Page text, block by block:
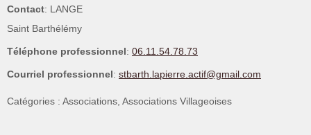
Contact: LANGE
Saint Barthélémy
Téléphone professionnel: 06.11.54.78.73
Courriel professionnel: stbarth.lapierre.actif@gmail.com
Catégories : Associations Associations Villageoises